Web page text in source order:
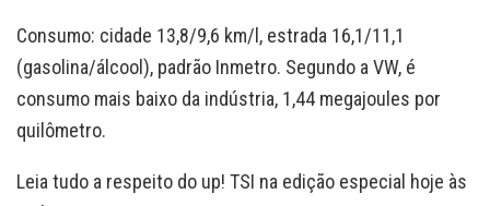
Consumo: cidade 13,8/9,6 km/l, estrada 16,1/11,1
(gasolina/álcool), padrão Inmetro. Segundo a VW, é
consumo mais baixo da indústria, 1,44 megajoules por
quilômetro.
Leia tudo a respeito do up! TSI na edição especial hoje às